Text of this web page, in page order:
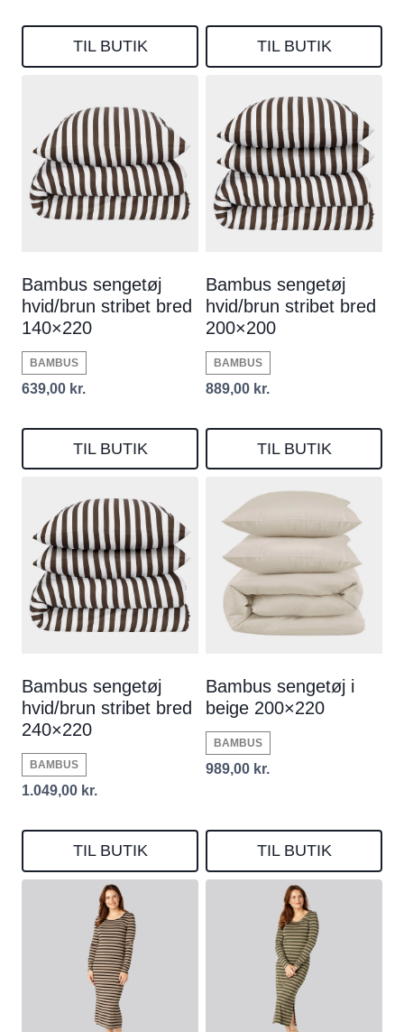
TIL BUTIK TIL BUTIK
Bambus sengetøj
hvid/brun stribet bred
140×220
BAMBUS
639,00 kr.
TIL BUTIK
Bambus sengetøj
hvid/brun stribet bred
200×200
BAMBUS
889,00 kr.
TIL BUTIK
Bambus sengetøj
hvid/brun stribet bred
240×220
BAMBUS
1.049,00 kr.
TIL BUTIK
Bambus sengetøj i
beige 200×220
BAMBUS
989,00 kr.
TIL BUTIK